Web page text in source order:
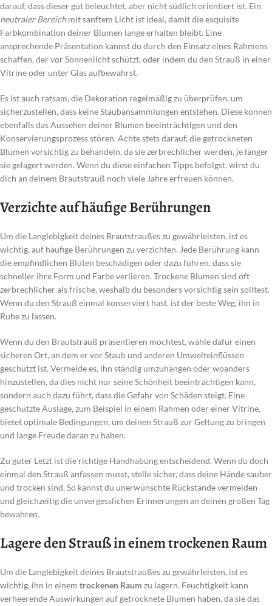
darauf, dass dieser gut beleuchtet, aber nicht südlich orientiert ist. Ein
neutraler Bereich mit sanftem Licht ist ideal, damit die exquisite
Farbkombination deiner Blumen lange erhalten bleibt. Eine
ansprechende Präsentation kannst du durch den Einsatz eines Rahmens
schaffen, der vor Sonnenlicht schützt, oder indem du den Strauß in einer
Vitrine oder unter Glas aufbewahrst.
Es ist auch ratsam, die Dekoration regelmäßig zu überprüfen, um
sicherzustellen, dass keine Staubansammlungen entstehen. Diese können
ebenfalls das Aussehen deiner Blumen beeinträchtigen und den
Konservierungsprozess stören. Achte stets darauf, die getrockneten
Blumen vorsichtig zu behandeln, da sie zerbrechlicher werden, je länger
sie gelagert werden. Wenn du diese einfachen Tipps befolgst, wirst du
dich an deinem Brautstrauß noch viele Jahre erfreuen können.
Verzichte auf häufige Berührungen
Um die Langlebigkeit deines Brautstraußes zu gewährleisten, ist es
wichtig, auf häufige Berührungen zu verzichten. Jede Berührung kann
die empfindlichen Blüten beschädigen oder dazu führen, dass sie
schneller ihre Form und Farbe verlieren. Trockene Blumen sind oft
zerbrechlicher als frische, weshalb du besonders vorsichtig sein solltest.
Wenn du den Strauß einmal konserviert hast, ist der beste Weg, ihn in
Ruhe zu lassen.
Wenn du den Brautstrauß präsentieren möchtest, wähle dafür einen
sicheren Ort, an dem er vor Staub und anderen Umwelteinflüssen
geschützt ist. Vermeide es, ihn ständig umzuhängen oder woanders
hinzustellen, da dies nicht nur seine Schönheit beeinträchtigen kann,
sondern auch dazu führt, dass die Gefahr von Schäden steigt. Eine
geschützte Auslage, zum Beispiel in einem Rahmen oder einer Vitrine,
bietet optimale Bedingungen, um deinen Strauß zur Geltung zu bringen
und lange Freude daran zu haben.
Zu guter Letzt ist die richtige Handhabung entscheidend. Wenn du doch
einmal den Strauß anfassen musst, stelle sicher, dass deine Hände sauber
und trocken sind. So kannst du unerwünschte Rückstände vermeiden
und gleichzeitig die unvergesslichen Erinnerungen an deinen großen Tag
bewahren.
Lagere den Strauß in einem trockenen Raum
Um die Langlebigkeit deines Brautstraußes zu gewährleisten, ist es
wichtig, ihn in einem trockenen Raum zu lagern. Feuchtigkeit kann
verheerende Auswirkungen auf getrocknete Blumen haben, da sie das